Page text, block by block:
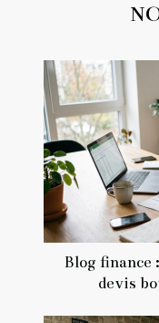
Blog finance
devis